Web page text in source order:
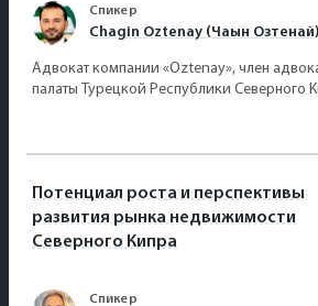
Спикер
Chagin Oztenay (Чаын Озтенай)
Адвокат компании «Oztenay», член
палаты Турецкой Республики Северного
Потенциал роста и перспективы
развития рынка недвижимости
Северного Кипра
Спикер